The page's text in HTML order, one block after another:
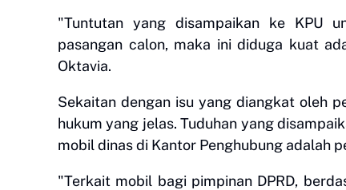
"Tuntutan yang disampaikan ke KPU
pasangan calon, maka ini diduga kuat
Oktavia.
Sekaitan dengan isu yang diangkat oleh
hukum yang jelas. Tuduhan yang
mobil dinas di Kantor Penghubung adalah
"Terkait mobil bagi pimpinan DPRD,